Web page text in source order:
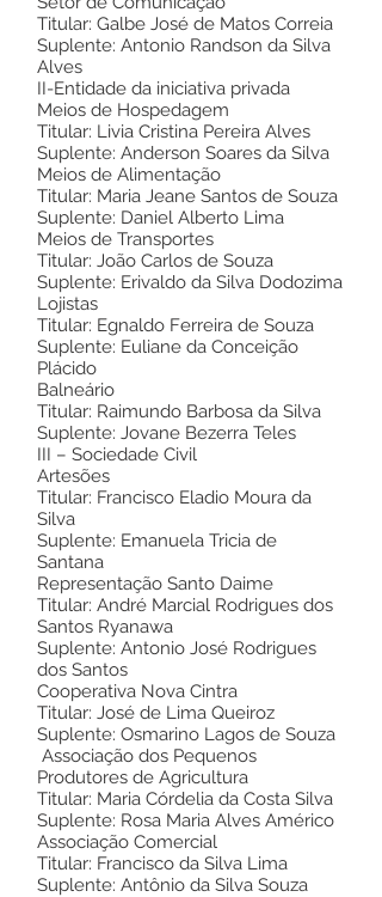
Titular: Galbe José de Matos Correia
Suplente: Antonio Randson da Silva
Alves
II-Entidade da iniciativa privada
Meios de Hospedagem
Titular: Livia Cristina Pereira Alves
Suplente: Anderson Soares da Silva
Meios de Alimentação
Titular: Maria Jeane Santos de Souza
Suplente: Daniel Alberto Lima
Meios de Transportes
Titular: João Carlos de Souza
Suplente: Erivaldo da Silva Dodozima
Lojistas
Titular: Egnaldo Ferreira de Souza
Suplente: Euliane da Conceição
Plácido
Balneário
Titular: Raimundo Barbosa da Silva
Suplente: Jovane Bezerra Teles
III – Sociedade Civil
Artesões
Titular: Francisco Eladio Moura da
Silva
Suplente: Emanuela Tricia de
Santana
Representação Santo Daime
Titular: André Marcial Rodrigues dos
Santos Ryanawa
Suplente: Antonio José Rodrigues
dos Santos
Cooperativa Nova Cintra
Titular: José de Lima Queiroz
Suplente: Osmarino Lagos de Souza
Associação dos Pequenos
Produtores de Agricultura
Titular: Maria Córdelia da Costa Silva
Suplente: Rosa Maria Alves Américo
Associação Comercial
Titular: Francisco da Silva Lima
Suplente: Antônio da Silva Souza